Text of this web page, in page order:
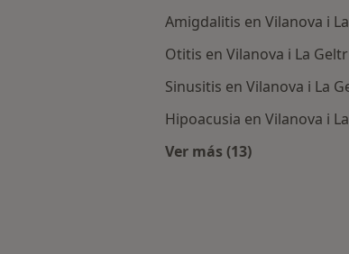
Amigdalitis en Vilanova i
Otitis en Vilanova i La
Sinusitis en Vilanova i La
Hipoacusia en Vilanova i
Ver más (13)